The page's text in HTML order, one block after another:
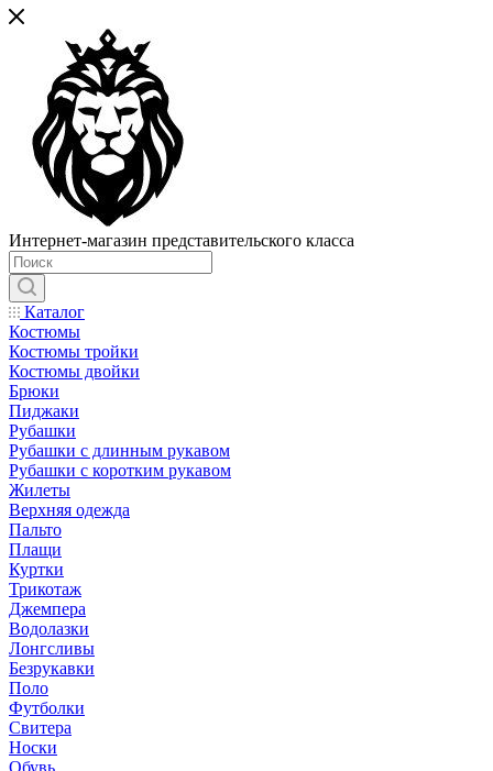
Интернет-магазин представительского класса
Каталог
Костюмы
Костюмы тройки
Костюмы двойки
Брюки
Пиджаки
Рубашки
Рубашки с длинным рукавом
Рубашки с коротким рукавом
Жилеты
Верхняя одежда
Пальто
Плащи
Куртки
Трикотаж
Джемпера
Водолазки
Лонгсливы
Безрукавки
Поло
Футболки
Свитера
Носки
Обувь